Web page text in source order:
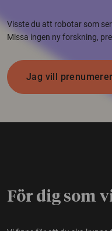
Visste du att robotar som
Missa ingen ny forskning,
Jag vill
För dig som